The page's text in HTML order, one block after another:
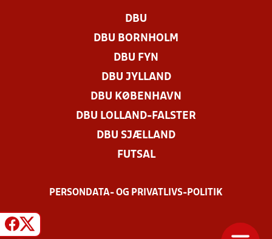
DBU
DBU BORNHOLM
DBU FYN
DBU JYLLAND
DBU KØBENHAVN
DBU LOLLAND-FALSTER
DBU SJÆLLAND
FUTSAL
PERSONDATA- OG PRIVATLIVS-POLITIK